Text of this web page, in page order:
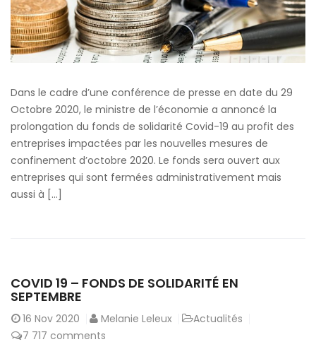
Dans le cadre d’une conférence de presse en date du 29
Octobre 2020, le ministre de l’économie a annoncé la
prolongation du fonds de solidarité Covid-19 au profit des
entreprises impactées par les nouvelles mesures de
confinement d’octobre 2020. Le fonds sera ouvert aux
entreprises qui sont fermées administrativement mais
aussi à […]
COVID 19 – FONDS DE SOLIDARITÉ EN
SEPTEMBRE
16 Nov 2020 Melanie Leleux
Actualités
7 717 comments